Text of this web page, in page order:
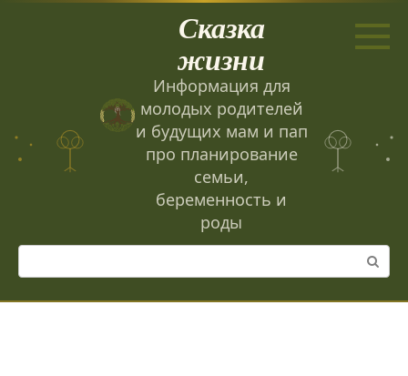
Сказка
жизни
Информация для
молодых родителей
и будущих мам и пап
про планирование
семьи,
беременность и
роды
Поиск: